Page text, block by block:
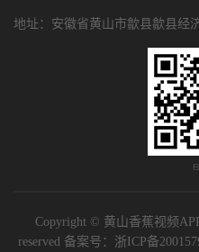
地址：安徽省黄山市歙县歙县经
Copyright © 黄山香蕉视频
reserved 备案号： 浙ICP备